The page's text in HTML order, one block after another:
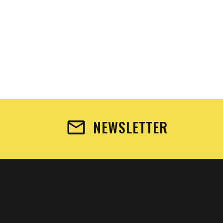
NEWSLETTER